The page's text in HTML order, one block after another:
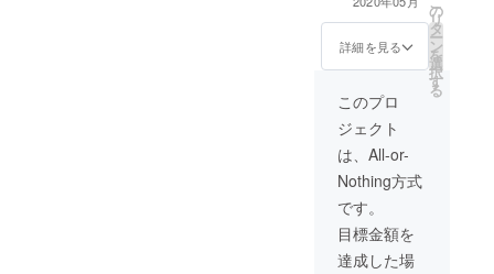
者全員が仕事で
叶える夢を見つ
けています。社
ます。
詳細を見る
の
リ
タ
ー
ン
を
選
択
す
る
このプロ
ジェクト
は、All-or-
Nothing方式
です。
目標金額を
達成した場